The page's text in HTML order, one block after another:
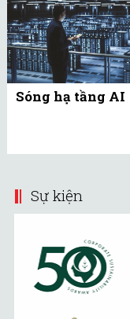
Sóng hạ tầng AI
Sự kiện